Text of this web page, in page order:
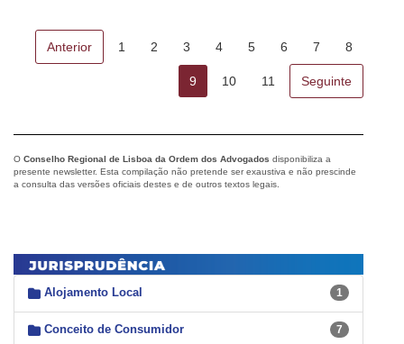
Anterior 1 2 3 4 5 6 7 8
9 10 11 Seguinte
O Conselho Regional de Lisboa da Ordem dos Advogados disponibiliza a
presente newsletter. Esta compilação não pretende ser exaustiva e não prescinde
a consulta das versões oficiais destes e de outros textos legais.
Alojamento Local 1
Conceito de Consumidor 7